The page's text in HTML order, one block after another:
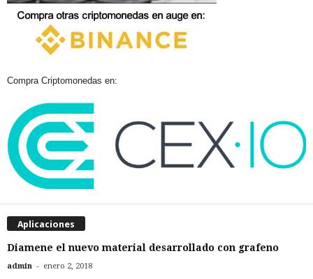
Compra Criptomonedas en:
Aplicaciones
Diamene el nuevo material desarrollado con grafeno
admin - enero 2, 2018